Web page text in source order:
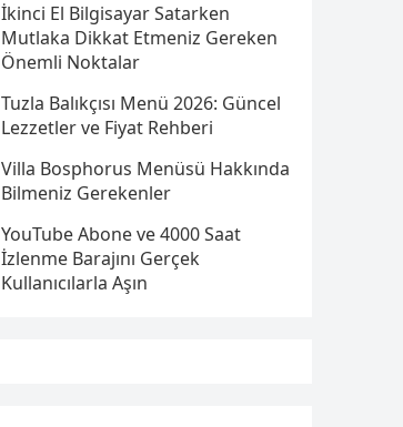
İkinci El Bilgisayar Satarken
Mutlaka Dikkat Etmeniz Gereken
Önemli Noktalar
Tuzla Balıkçısı Menü 2026: Güncel
Lezzetler ve Fiyat Rehberi
Villa Bosphorus Menüsü Hakkında
Bilmeniz Gerekenler
YouTube Abone ve 4000 Saat
İzlenme Barajını Gerçek
Kullanıcılarla Aşın